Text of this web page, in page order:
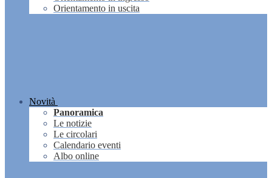
Orientamento in uscita
Novità
Panoramica
Le notizie
Le circolari
Calendario eventi
Albo online